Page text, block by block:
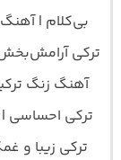
بی‌کلام |
ترکی آرامش‌بخش
آهنگ زنگ
ترکی احساسی
ترکی زیبا و